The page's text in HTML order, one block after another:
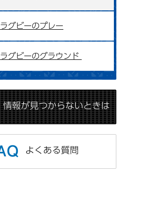
ラグビーのプレー
ラグビーのグラウンド
情報が見つからないときは
よくある質問